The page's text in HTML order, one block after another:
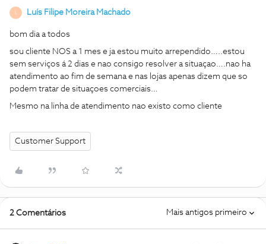
Luís Filipe Moreira Machado
bom dia a todos
sou cliente NOS a 1 mes e ja estou muito arrependido…..estou
sem serviços á 2 dias e nao consigo resolver a situaçao….nao ha
atendimento ao fim de semana e nas lojas apenas dizem que so
podem tratar de situaçoes comerciais…
Mesmo na linha de atendimento nao existo como cliente
Customer Support
2 Comentários Mais antigos primeiro